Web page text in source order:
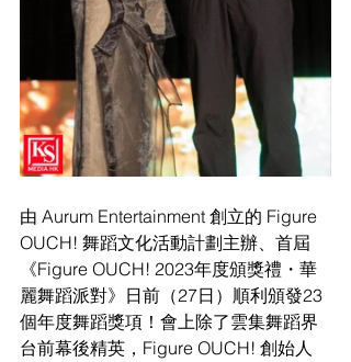
由 Aurum Entertainment 創立的 Figure
OUCH! 舞蹈文化活動計劃主辦、首屆
《Figure OUCH! 2023年度頒獎禮・華
麗舞蹈派對》日前（27日）順利頒發23
個年度舞蹈獎項！會上除了雲集舞蹈界
台前幕後精英，Figure OUCH! 創始人